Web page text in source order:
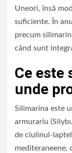
Uneori, însă
suficiente. În
precum
când sunt
Ce este
unde
Silimarina este
armurariu
de ciulinul-
mediteraneene,